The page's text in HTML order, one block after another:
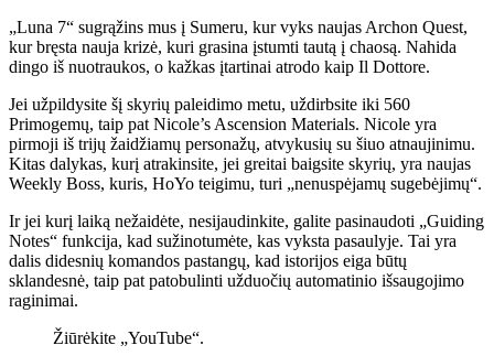
„Luna 7“ sugrąžins mus į Sumeru, kur vyks naujas Archon Quest,
kur bręsta nauja krizė, kuri grasina įstumti tautą į chaosą. Nahida
dingo iš nuotraukos, o kažkas įtartinai atrodo kaip Il Dottore.
Jei užpildysite šį skyrių paleidimo metu, uždirbsite iki 560
Primogemų, taip pat Nicole’s Ascension Materials. Nicole yra
pirmoji iš trijų žaidžiamų personažų, atvykusių su šiuo atnaujinimu.
Kitas dalykas, kurį atrakinsite, jei greitai baigsite skyrių, yra naujas
Weekly Boss, kuris, HoYo teigimu, turi „nenuspėjamų sugebėjimų“.
Ir jei kurį laiką nežaidėte, nesijaudinkite, galite pasinaudoti „Guiding
Notes“ funkcija, kad sužinotumėte, kas vyksta pasaulyje. Tai yra
dalis didesnių komandos pastangų, kad istorijos eiga būtų
sklandesnė, taip pat patobulinti užduočių automatinio išsaugojimo
raginimai.
Žiūrėkite „YouTube“.